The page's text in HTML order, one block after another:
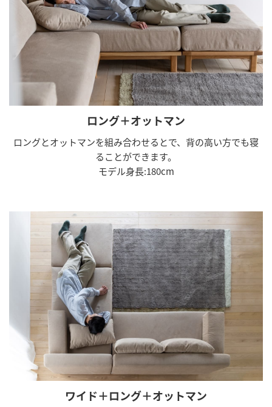
ロング＋オットマン
ロングとオットマンを組み合わせるとで、背の高い方でも寝
ることができます。
モデル身長:180cm
ワイド＋ロング＋オットマン